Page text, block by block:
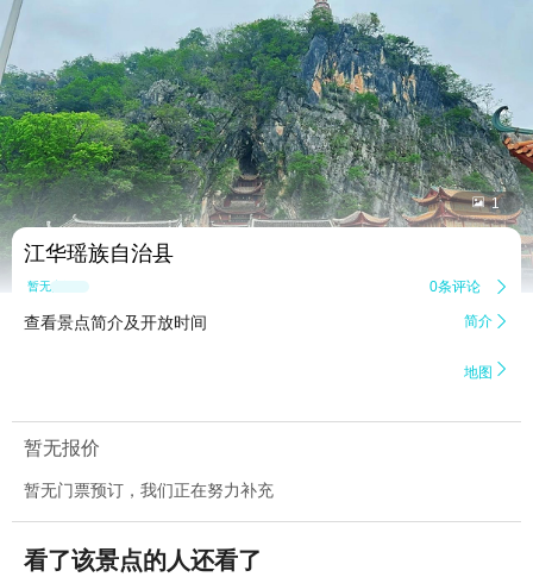
 1
江华瑶族自治县
暂无点评 0条评论 
查看景点简介及开放时间 简介 
地图 
暂无报价
暂无门票预订，我们正在努力补充
看了该景点的人还看了
